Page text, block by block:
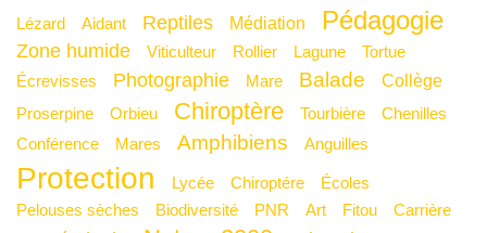
Lézard
Aidant Reptiles Médiation Pédagogie
Zone humide Viticulteur Rollier Lagune
Tortue
Écrevisses
Photographie mare Balade Collège
Proserpine Orbieu Chiroptère Tourbière
Chenilles
Conférence
Mares Amphibiens Anguilles
Protection Lycée Chiroptére
Écoles
Pelouses sèches
Biodiversité PNR Art Fitou Carrière